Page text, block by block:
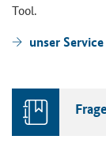
Tool.
unser Ser­vice